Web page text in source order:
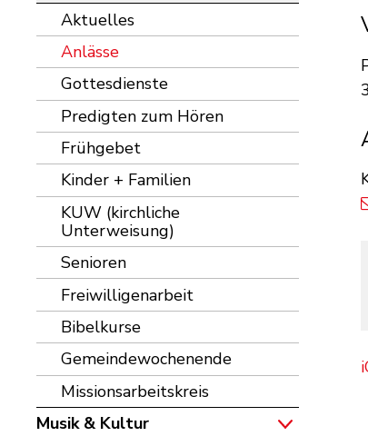
Aktuelles
Anlässe
Gottesdienste
Predigten zum Hören
Frühgebet
Kinder + Familien
KUW (kirchliche
Unterweisung)
Senioren
Freiwilligenarbeit
Bibelkurse
Gemeindewochenende
Missionsarbeitskreis
Musik & Kultur